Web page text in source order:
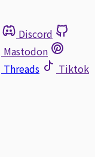
Discord
Mastodon
Threads
Tiktok